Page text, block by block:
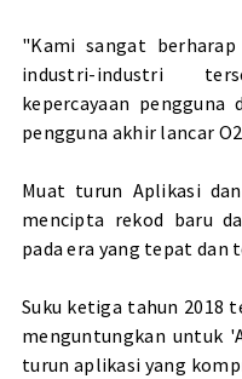
"Kami sangat
industri-industri
kepercayaan pengguna
pengguna akhir lancar
Muat turun Aplikasi
mencipta rekod baru
pada era yang tepat dan
Suku ketiga tahun 2018
menguntungkan untuk
turun aplikasi yang